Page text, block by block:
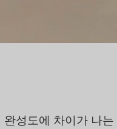
완성도에 차이가 나는